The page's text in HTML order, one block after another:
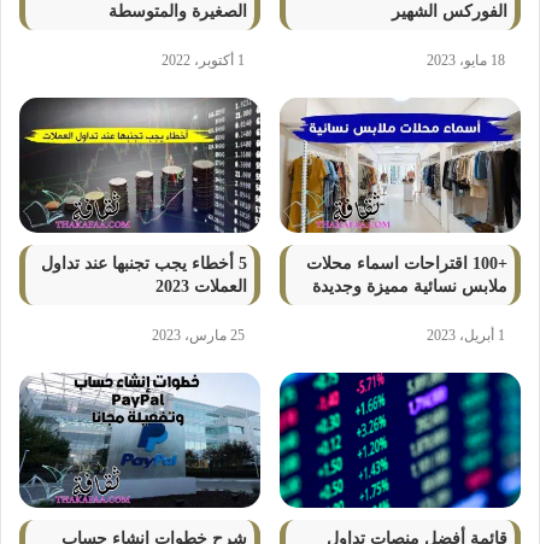
الفوركس الشهير
18 مايو، 2023
الصغيرة والمتوسطة
1 أكتوبر، 2022
+100 اقتراحات اسماء محلات
ملابس نسائية مميزة وجديدة
1 أبريل، 2023
5 أخطاء يجب تجنبها عند تداول
العملات 2023
25 مارس، 2023
قائمة أفضل منصات تداول
شرح خطوات إنشاء حساب